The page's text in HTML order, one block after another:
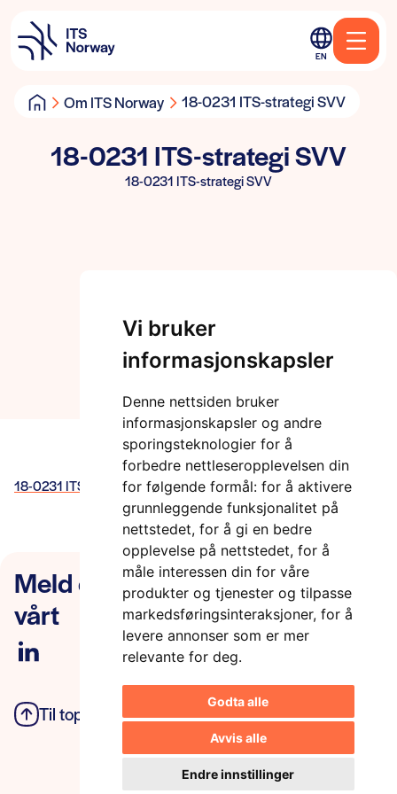
Vi bruker
informasjonskapsler
Denne nettsiden bruker
informasjonskapsler og andre
sporingsteknologier for å
forbedre nettleseropplevelsen din
for følgende formål: for å aktivere
grunnleggende funksjonalitet på
nettstedet, for å gi en bedre
opplevelse på nettstedet, for å
måle interessen din for våre
produkter og tjenester og tilpasse
markedsføringsinteraksjoner, for å
levere annonser som er mer
relevante for deg.
Godta alle
Avvis alle
Endre innstillinger
EN
Om ITS Norway 18-0231 ITS-strategi SVV
18-0231 ITS-strategi SVV
18-0231 ITS-strategi SVV
18-0231 ITS-strategi SVV
Meld deg på nyhetsbrevet
vårt
Til toppen Personvern